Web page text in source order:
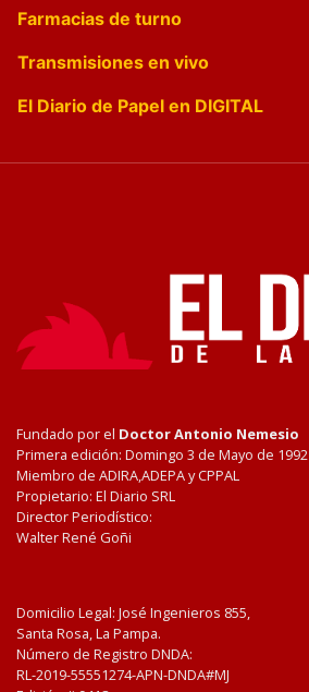
Farmacias de turno
Transmisiones en vivo
El Diario de Papel en DIGITAL
Fundado por el Doctor Antonio Nemesio
Primera edición: Domingo 3 de Mayo de 1992
Miembro de ADIRA,ADEPA y CPPAL
Propietario: El Diario SRL
Director Periodístico:
Walter René Goñi
Domicilio Legal: José Ingenieros 855,
Santa Rosa, La Pampa.
Número de Registro DNDA:
RL-2019-55551274-APN-DNDA#MJ